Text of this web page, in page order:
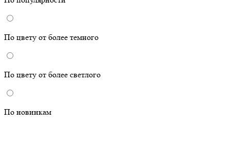
По цвету от более темного
По цвету от более светлого
По новинкам